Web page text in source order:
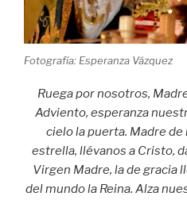
Fotografía: Esperanza Vázquez
Ruega por nosotros,
Adviento, esperanza
cielo la puerta. Madre
estrella, llévanos a Cristo,
Virgen Madre, la de gracia
del mundo la Reina. Alza